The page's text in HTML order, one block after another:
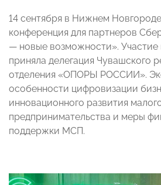
14 сентября в Нижнем
конференция для партнеров
— новые возможности». Участие
приняла делегация Чувашского
отделения «ОПОРЫ РОССИИ».
особенности цифровизации
инновационного развития
предпринимательства и меры
поддержки МСП.